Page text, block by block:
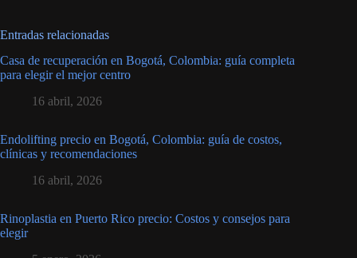
Entradas relacionadas
Casa de recuperación en Bogotá, Colombia: guía completa
para elegir el mejor centro
16 abril, 2026
Endolifting precio en Bogotá, Colombia: guía de costos,
clínicas y recomendaciones
16 abril, 2026
Rinoplastia en Puerto Rico precio: Costos y consejos para
elegir